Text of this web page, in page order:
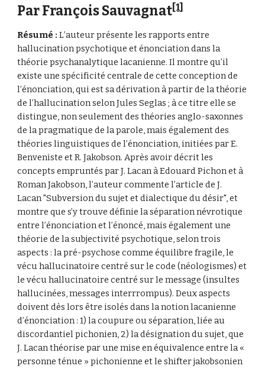
Par François Sauvagnat[1]
Résumé : L’auteur présente les rapports entre
hallucination psychotique et énonciation dans la
théorie psychanalytique lacanienne. Il montre qu’il
existe une spécificité centrale de cette conception de
l’énonciation, qui est sa dérivation à partir de la théorie
de l’hallucination selon Jules Seglas ; à ce titre elle se
distingue, non seulement des théories anglo-saxonnes
de la pragmatique de la parole, mais également des
théories linguistiques de l’énonciation, initiées par E.
Benveniste et R. Jakobson. Après avoir décrit les
concepts empruntés par J. Lacan à Edouard Pichon et à
Roman Jakobson, l’auteur commente l’article de J.
Lacan "Subversion du sujet et dialectique du désir", et
montre que s’y trouve définie la séparation névrotique
entre l’énonciation et l’énoncé, mais également une
théorie de la subjectivité psychotique, selon trois
aspects : la pré-psychose comme équilibre fragile, le
vécu hallucinatoire centré sur le code (néologismes) et
le vécu hallucinatoire centré sur le message (insultes
hallucinées, messages interrrompus). Deux aspects
doivent dès lors être isolés dans la notion lacanienne
d’énonciation : 1) la coupure ou séparation, liée au
discordantiel pichonien, 2) la désignation du sujet, que
J. Lacan théorise par une mise en équivalence entre la «
personne ténue » pichonienne et le shifter jakobsonien